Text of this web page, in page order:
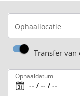
Ophaallocatie
Transfer van
Ophaaldatum